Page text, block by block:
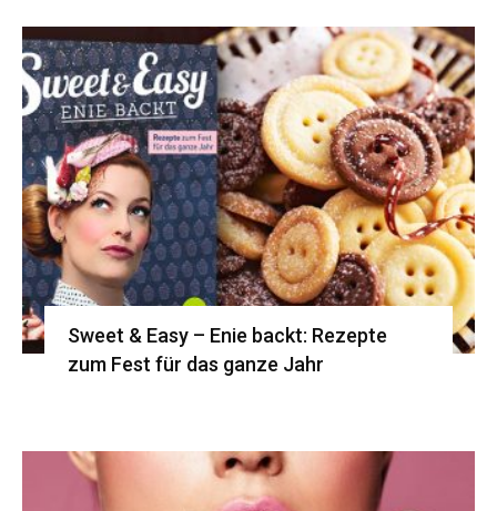
Sweet & Easy – Enie backt: Rezepte
zum Fest für das ganze Jahr